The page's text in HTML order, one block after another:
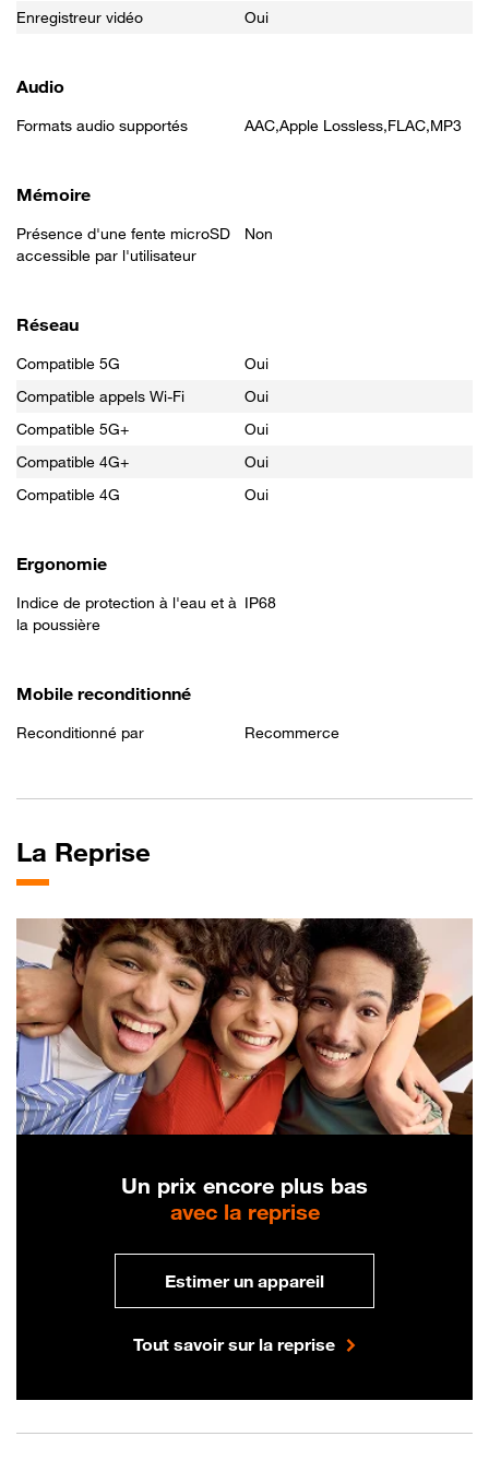
Enregistreur vidéo
Oui
Audio
Formats audio supportés AAC,Apple Lossless,FLAC,MP3
Mémoire
Présence d'une fente microSD
accessible par l'utilisateur
Non
Réseau
Compatible 5G
Oui
Compatible appels Wi-Fi
Oui
Compatible 5G+
Oui
Compatible 4G+
Oui
Compatible 4G
Oui
Ergonomie
Indice de protection à l'eau et à
la poussière
IP68
Mobile reconditionné
Reconditionné par Recommerce
La Reprise
Un prix encore plus bas
avec la reprise
Estimer un appareil
Tout savoir sur la reprise